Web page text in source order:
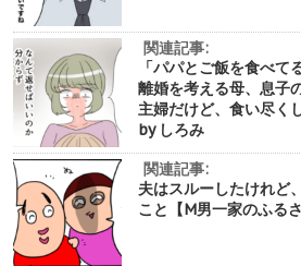
関連記事:
「パパとご飯を食べ
離婚を考える母、息子
主婦だけど、食い尽く
by しろみ
関連記事:
夫はスルーしたけれど
こと【M男一家のふる